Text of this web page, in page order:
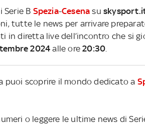
Serie B Spezia-Cesena su
tutte le news per arrivare
in diretta live dell’incontro che si
2024alle ore20:30
puoi scoprire il mondo dedicato a
o leggere le ultime news di